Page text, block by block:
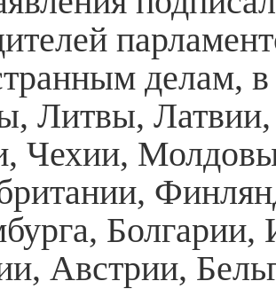
делам, в
Литвы,
Чехии,
Болгарии,
Австрии,